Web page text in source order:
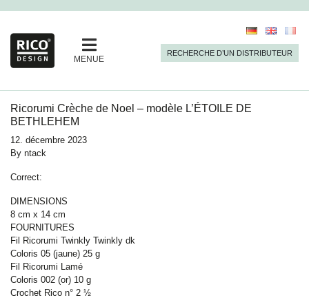
MENUE
RECHERCHE D’UN DISTRIBUTEUR
Ricorumi Crèche de Noel – modèle L’ÉTOILE DE
BETHLEHEM
12. décembre 2023
By ntack
Correct:
DIMENSIONS
8 cm x 14 cm
FOURNITURES
Fil Ricorumi Twinkly Twinkly dk
Coloris 05 (jaune) 25 g
Fil Ricorumi Lamé
Coloris 002 (or) 10 g
Crochet Rico n° 2 ½